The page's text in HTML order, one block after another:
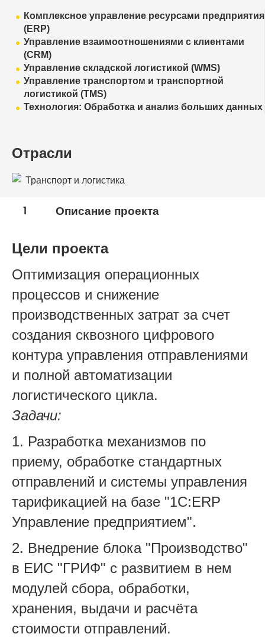
Комплексное управление ресурсами предприятия
(ERP)
Управление взаимоотношениями с клиентами
(CRM)
Управление складской логистикой (WMS)
Управление транспортом и транспортной
логистикой (TMS)
Технология: Обработка и анализ больших данных
Отрасли
Транспорт и логистика
1 Описание проекта
Цели проекта
Оптимизация операционных
процессов и снижение
производственных затрат за счет
создания сквозного цифрового
контура управления отправлениями
и полной автоматизации
логистического цикла.
Задачи:
1. Разработка механизмов по
приему, обработке стандартных
отправлений и системы управления
тарификацией на базе "1С:ERP
Управление предприятием".
2. Внедрение блока "Производство"
в ЕИС "ГРИФ" с развитием в нем
модулей сбора, обработки,
хранения, выдачи и расчёта
стоимости отправлений.